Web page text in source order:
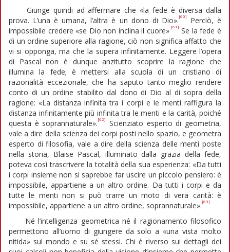
Giunge quindi ad affermare che «la fede è diversa dalla
prova. L’una è umana, l’altra è un dono di Dio». [60]
Perciò, è
impossibile credere «se Dio non inclina il cuore». [61] Se la fede è
di un ordine superiore alla ragione, ciò non significa affatto che
vi si opponga, ma che la supera infinitamente. Leggere l’opera
di Pascal non è dunque anzitutto scoprire la ragione che
illumina la fede; è mettersi alla scuola di un cristiano di
razionalità eccezionale, che ha saputo tanto meglio rendere
conto di un ordine stabilito dal dono di Dio al di sopra della
ragione: «La distanza infinita tra i corpi e le menti raffigura la
distanza infinitamente più infinita tra le menti e la carità, poiché
questa è soprannaturale». [62]
Scienziato esperto di geometria,
vale a dire della scienza dei corpi posti nello spazio, e geometra
esperto di filosofia, vale a dire della scienza delle menti poste
nella storia, Blaise Pascal, illuminato dalla grazia della fede,
poteva così trascrivere la totalità della sua esperienza: «Da tutti
i corpi insieme non si saprebbe far uscire un piccolo pensiero: è
impossibile, appartiene a un altro ordine. Da tutti i corpi e da
tutte le menti non si può trarre un moto di vera carità: è
impossibile, appartiene a un altro ordine, soprannaturale». [63]
Né l’intelligenza geometrica né il ragionamento filosofico
permettono all’uomo di giungere da solo a «una vista molto
nitida» sul mondo e su sé stessi. Chi è riverso sui dettagli dei